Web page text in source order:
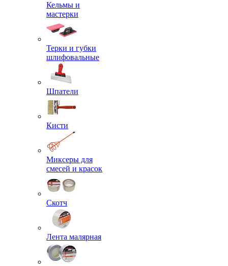
Кельмы и
мастерки
Терки и губки
шлифовальные
Шпатели
Кисти
Миксеры для
смесей и красок
Скотч
Лента малярная